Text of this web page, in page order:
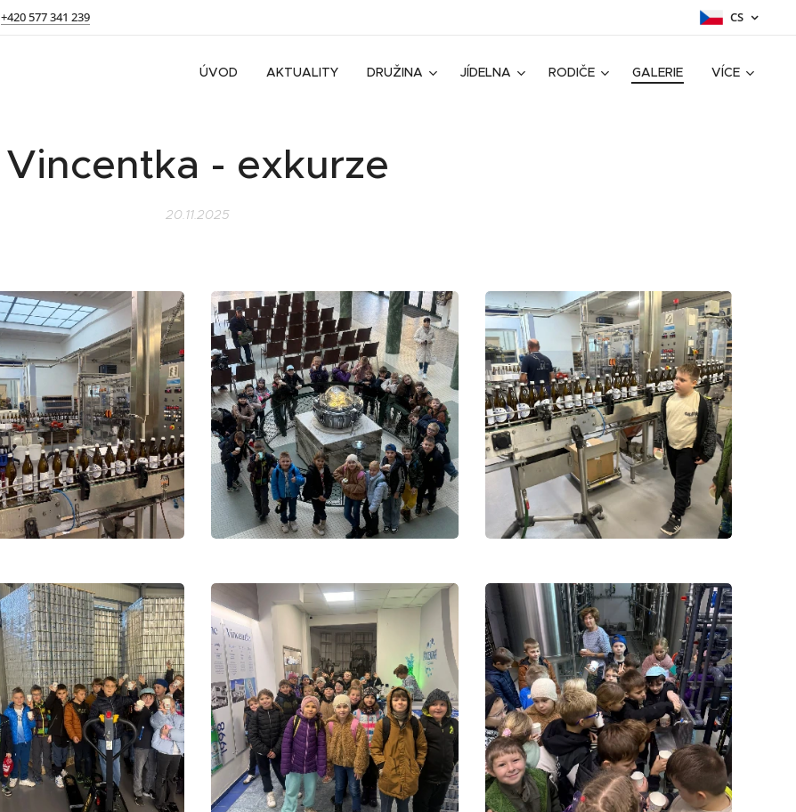
+420 577 341 239 CS
ÚVOD AKTUALITY DRUŽINA JÍDELNA RODIČE GALERIE VÍCE
Vincentka - exkurze
20.11.2025